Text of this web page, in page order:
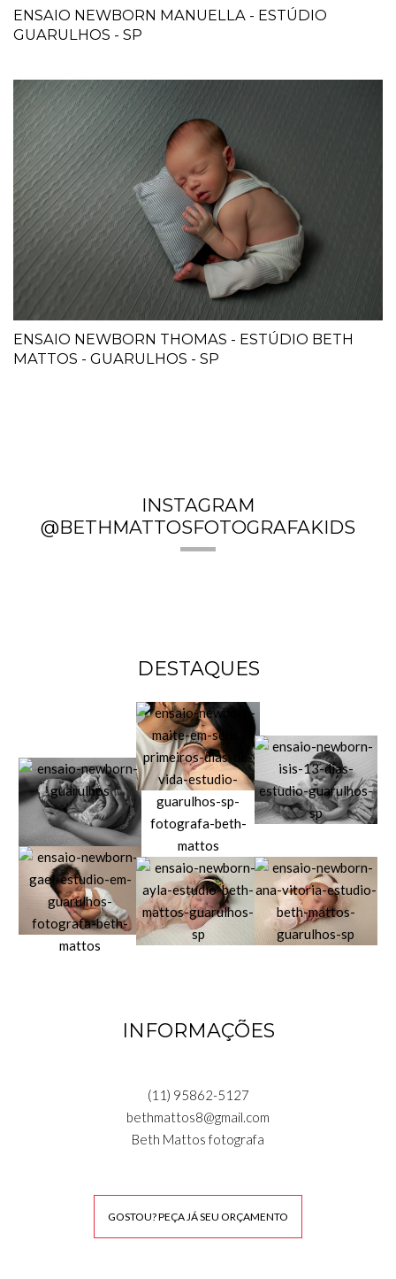
ENSAIO NEWBORN MANUELLA - ESTÚDIO
GUARULHOS - SP
ENSAIO NEWBORN THOMAS - ESTÚDIO BETH
MATTOS - GUARULHOS - SP
INSTAGRAM
@BETHMATTOSFOTOGRAFAKIDS
DESTAQUES
INFORMAÇÕES
(11) 95862-5127
bethmattos8@gmail.com
Beth Mattos fotografa
GOSTOU? PEÇA JÁ SEU ORÇAMENTO